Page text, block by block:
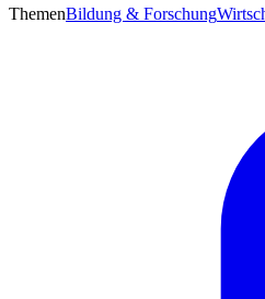
ThemenBildung & Forschung